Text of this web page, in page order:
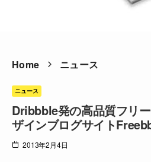
Home ニュース
ニュース
Dribbble発の高品質フリ
ザインブログサイト
2013年2月4日